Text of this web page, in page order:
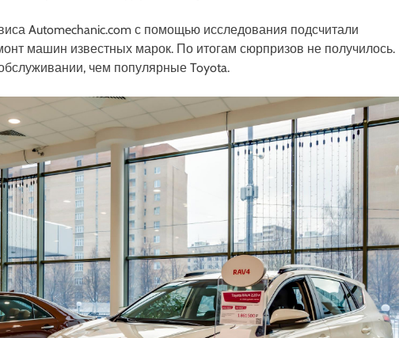
Automechanic.com с помощью исследования подсчитали
машин известных марок. По итогам сюрпризов не получилось.
чем популярные Toyota.